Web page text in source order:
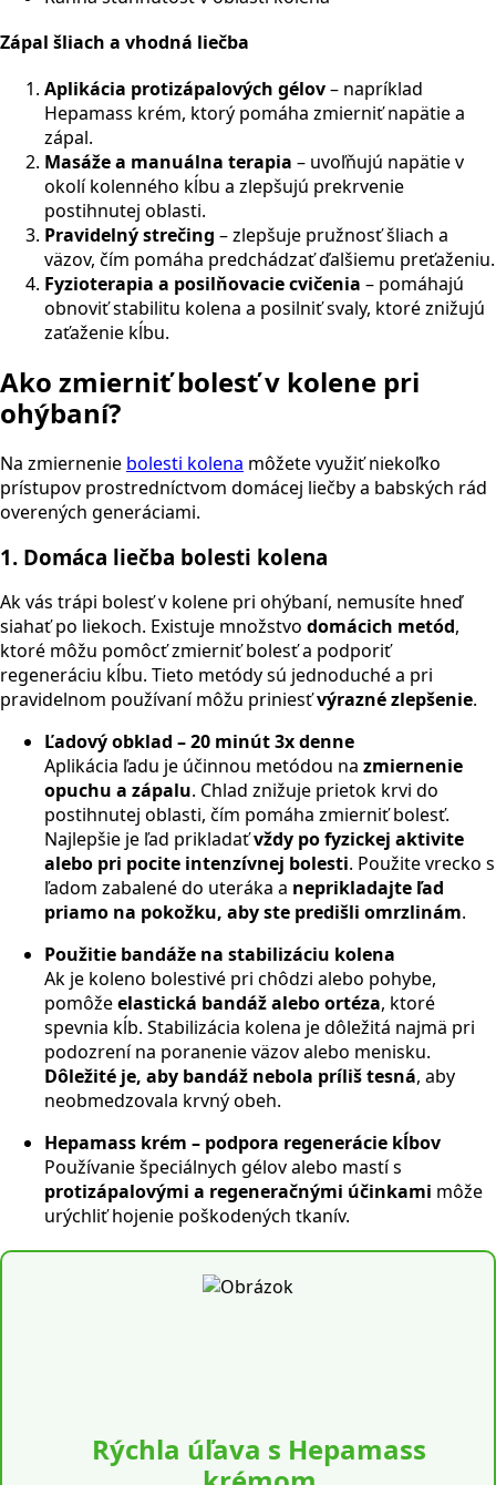
Zápal šliach a vhodná liečba
Aplikácia protizápalových gélov– napríklad
Hepamass krém, ktorý pomáha zmierniť napätie a
zápal.
Masáže a manuálna terapia – uvoľňujú napätie v
okolí kolenného kĺbu a zlepšujú prekrvenie
postihnutej oblasti.
Pravidelný strečing – zlepšuje pružnosť šliach a
väzov, čím pomáha predchádzať ďalšiemu preťaženiu.
Fyzioterapia a posilňovacie cvičenia – pomáhajú
obnoviť stabilitu kolena a posilniť svaly, ktoré znižujú
zaťaženie kĺbu.
Ako zmierniť bolesť v kolene pri
ohýbaní?
Na zmiernenie bolesti kolena môžete využiť niekoľko
prístupov prostredníctvom domácej liečby a babských rád
overených generáciami.
1. Domáca liečba bolesti kolena
Ak vás trápi bolesť v kolene pri ohýbaní, nemusíte hneď
siahať po liekoch. Existuje množstvo domácich metód,
ktoré môžu pomôcť zmierniť bolesť a podporiť
regeneráciu kĺbu. Tieto metódy sú jednoduché a pri
pravidelnom používaní môžu priniesťvýrazné zlepšenie.
Ľadový obklad – 20 minút 3x denne
Aplikácia ľadu je účinnou metódou na zmiernenie
opuchu a zápalu. Chlad znižuje prietok krvi do
postihnutej oblasti, čím pomáha zmierniť bolesť.
Najlepšie je ľad prikladaťvždy po fyzickej aktivite
alebo pri pocite intenzívnej bolesti. Použite vrecko s
ľadom zabalené do uteráka a neprikladajte ľad
priamo na pokožku, aby ste predišli omrzlinám.
Použitie bandáže na stabilizáciu kolena
Ak je koleno bolestivé pri chôdzi alebo pohybe,
pomôžeelastická bandáž alebo ortéza, ktoré
spevnia kĺb. Stabilizácia kolena je dôležitá najmä pri
podozrení na poranenie väzov alebo menisku.
Dôležité je, aby bandáž nebola príliš tesná, aby
neobmedzovala krvný obeh.
Hepamass krém – podpora regenerácie kĺbov
Používanie špeciálnych gélov alebo mastí s
protizápalovými a regeneračnými účinkami môže
urýchliť hojenie poškodených tkanív.
Rýchla úľava s Hepamass